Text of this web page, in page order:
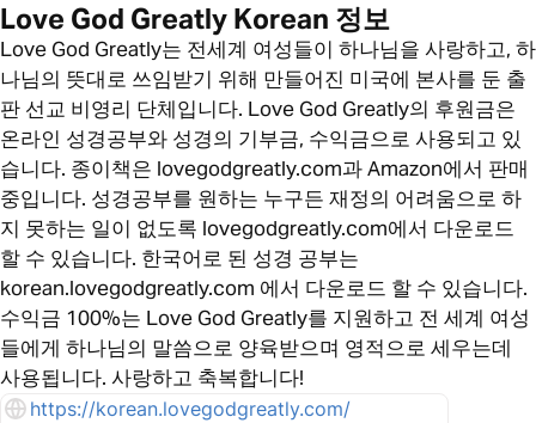
Love God Greatly Korean 정보
Love God Greatly는 전세계 여성들이 하나님을 사랑하고, 하
나님의 뜻대로 쓰임받기 위해 만들어진 미국에 본사를 둔 출
판 선교 비영리 단체입니다. Love God Greatly의 후원금은
온라인 성경공부와 성경의 기부금, 수익금으로 사용되고 있
습니다. 종이책은 lovegodgreatly.com과 Amazon에서 판매
중입니다. 성경공부를 원하는 누구든 재정의 어려움으로 하
지 못하는 일이 없도록 lovegodgreatly.com에서 다운로드
할 수 있습니다. 한국어로 된 성경 공부는
korean.lovegodgreatly.com 에서 다운로드 할 수 있습니다.
수익금 100%는 Love God Greatly를 지원하고 전 세계 여성
들에게 하나님의 말씀으로 양육받으며 영적으로 세우는데
사용됩니다. 사랑하고 축복합니다!
https://korean.lovegodgreatly.com/